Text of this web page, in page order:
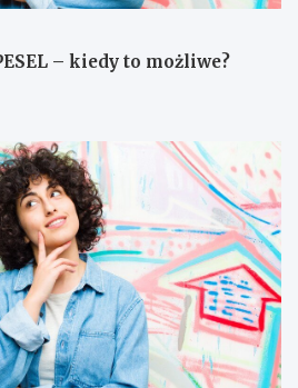
– kiedy to możliwe?